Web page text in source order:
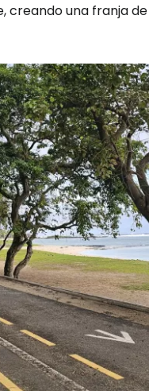
una franja
viajeros
Continuar con